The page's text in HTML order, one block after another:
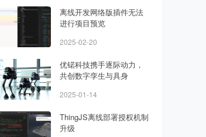
离线开发网络版插件无法
进行项目预览
2025-02-20
优锘科技携手逐际动力，
共创数字孪生与具身
2025-01-14
ThingJS离线部署授权机制
升级